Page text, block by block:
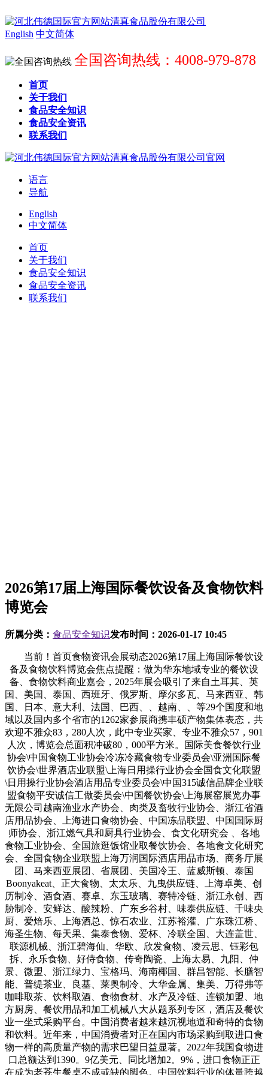
English 中文简体
全国咨询热线：4008-979-878
首页
关于我们
食品安全知识
食品安全资讯
联系我们
语言
导航
English
中文简体
首页
关于我们
食品安全知识
食品安全资讯
联系我们
2026第17届上海国际餐饮设备及食物饮料
博览会
所属分类： 食品安全知识发布时间： 2026-01-17 10:45
当前！首页食物资讯会展动态2026第17届上海国际餐饮设
备及食物饮料博览会焦点提醒：做为华东地域专业的餐饮设
备、食物饮料商业嘉会，2025年展会吸引了来自土耳其、英
国、美国、泰国、西班牙、俄罗斯、摩尔多瓦、马来西亚、韩
国、日本、意大利、法国、巴西、、越南、、等29个国度和地
域以及国内多个省市的1262家参展商携丰硕产物集体表态，共
欢迎不雅众83，280人次，此中专业买家、专业不雅众57，901
人次，博览会总面积冲破80，000平方米。国际美食餐饮行业
协会\中国食物工业协会冷冻冷藏食物专业委员会\亚洲国际餐
饮协会\世界酒店业联盟\上海日用操行业协会全国食文化联盟
\日用操行业协会酒店用品专业委员会\中国315诚信品牌企业联
盟食物平安诚信工做委员会\中国餐饮协会\上海展窑展览办事
无限公司越南渔业水产协会、肉类及畜牧行业协会、浙江省酒
店用品协会、上海进口食物协会、中国冻品联盟、中国国际厨
师协会、浙江燃气具和厨具行业协会、食文化研究会 、各地
食物工业协会、全国旅逛饭馆业取餐饮协会、各地食文化研究
会、全国食物企业联盟上海万润国际酒店用品市场、商务厅展
团、马来西亚展团、省展团、美国冷王、蓝威斯顿、泰国
Boonyakeat、正大食物、太太乐、九曳供应链、上海卓美、创
历制冷、酒食酒、赛卓、东玉玻璃、赛特冷链、浙江永创、西
胁制冷、安鲜达、酸辣粉、广东乡谷村、味泰供应链、千味央
厨、爱焙乐、上海酒总、惊石农业、江苏裕灌、广东珠江桥、
海圣生物、每天果、集泰食物、爱杯、冷联全国、大连盖世、
联源机械、浙江碧海仙、华欧、欣发食物、凌云思、钰彩包
拆、永乐食物、好侍食物、传奇陶瓷、上海太易、九阳、仲
景、微盟、浙江绿力、宝格玛、海南椰国、群昌智能、长膳智
能、普缇茶业、良基、莱奥制冷、大华金属、集美、万得弗等
咖啡取茶、饮料取酒、食物食材、水产及冷链、连锁加盟、地
方厨房、餐饮用品和加工机械八大从题系列专区，酒店及餐饮
业一坐式采购平台。中国消费者越来越沉视地道和奇特的食物
和饮料。近年来，中国消费者对正在国内市场采购到取进口食
物一样的高质量产物的需求巴望日益显著。2022年我国食物进
口总额达到1390。9亿美元、同比增加2。9%，进口食物正正
在成为老苍生餐桌不成或缺的脚色。中国饮料行业的体量跨越